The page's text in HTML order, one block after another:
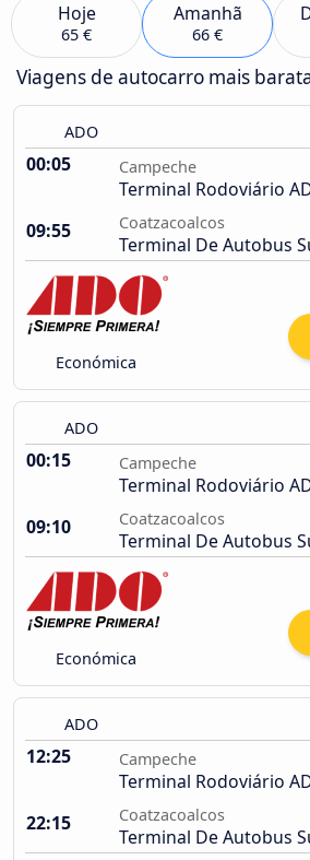
Hoje
65 €
Amanhã
66 €
Viagens de autocarro mais
ADO
00:05 Campeche
Terminal Rodoviário
09:55
Coatzacoalcos
Terminal De Autobus
Económica
ADO
00:15 Campeche
Terminal Rodoviário
09:10
Coatzacoalcos
Terminal De Autobus
Económica
ADO
12:25 Campeche
Terminal Rodoviário
22:15
Coatzacoalcos
Terminal De Autobus